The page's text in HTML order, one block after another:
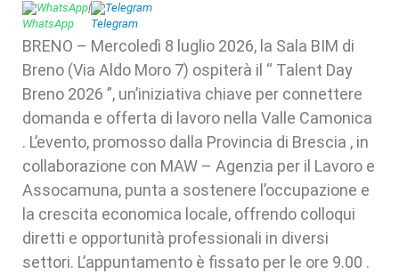
WhatsApp| Telegram
BRENO – Mercoledì 8 luglio 2026, la Sala BIM di
Breno (Via Aldo Moro 7) ospiterà il “ Talent Day
Breno 2026 ”, un’iniziativa chiave per connettere
domanda e offerta di lavoro nella Valle Camonica
. L’evento, promosso dalla Provincia di Brescia , in
collaborazione con MAW – Agenzia per il Lavoro e
Assocamuna, punta a sostenere l’occupazione e
la crescita economica locale, offrendo colloqui
diretti e opportunità professionali in diversi
settori. L’appuntamento è fissato per le ore 9.00 .